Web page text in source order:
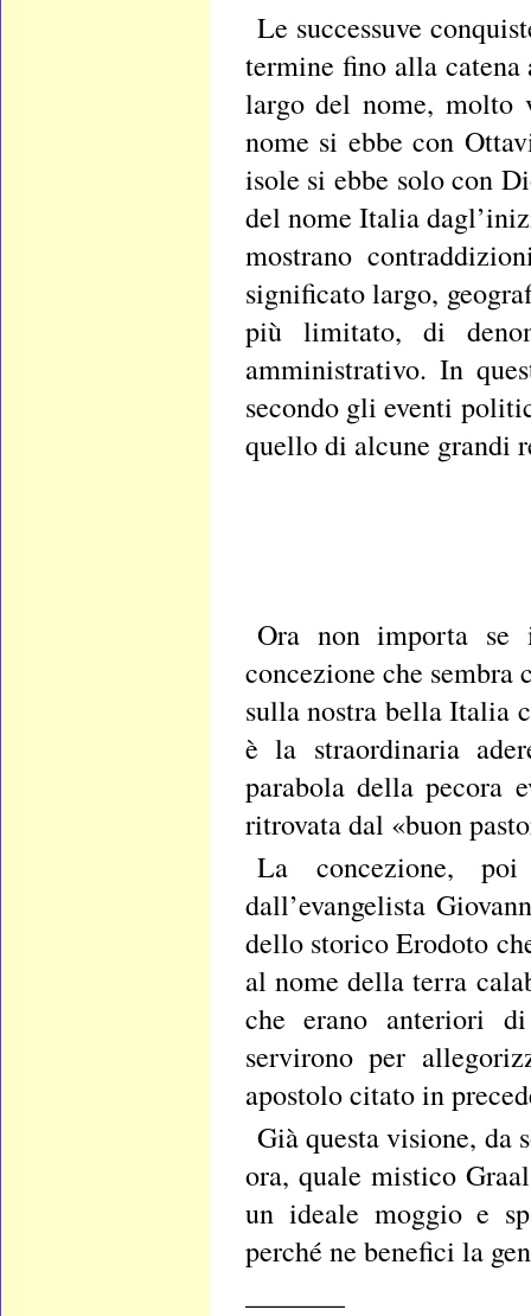
Le successuve
termine fino alla
largo del nome, molto
nome si ebbe con
isole si ebbe solo con
del nome Italia
mostrano
significato largo,
più limitato, di
amministrativo. In
secondo gli eventi
quello di alcune grandi
Ora non importa se
concezione che
sulla nostra bella Italia
è la straordinaria
parabola della pecora
ritrovata dal «buon
La concezione,
dall’evangelista
dello storico Erodoto
al nome della terra
che erano anteriori
servirono per
apostolo citato in
Già questa visione, da
ora, quale mistico
un ideale moggio e
perché ne benefici la